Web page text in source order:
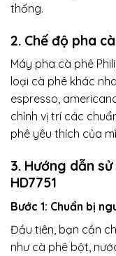
thống.
2. Chế độ pha
Máy pha cà phê
loại cà phê khác
espresso,
chỉnh vị trí các
phê yêu thích của
3. Hướng dẫn
HD7751
Bước 1: Chuẩn bị
Đầu tiên, bạn cần
như cà phê bột,